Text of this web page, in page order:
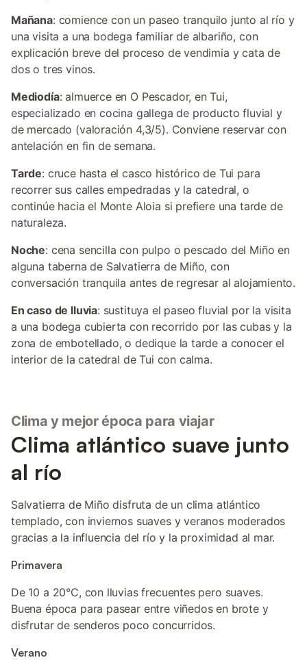
Mañana: comience con un paseo tranquilo junto al río y
una visita a una bodega familiar de albariño, con
explicación breve del proceso de vendimia y cata de
dos o tres vinos.
Mediodía: almuerce en O Pescador, en Tui,
especializado en cocina gallega de producto fluvial y
de mercado (valoración 4,3/5). Conviene reservar con
antelación en fin de semana.
Tarde: cruce hasta el casco histórico de Tui para
recorrer sus calles empedradas y la catedral, o
continúe hacia el Monte Aloia si prefiere una tarde de
naturaleza.
Noche: cena sencilla con pulpo o pescado del Miño en
alguna taberna de Salvatierra de Miño, con
conversación tranquila antes de regresar al alojamiento.
En caso de lluvia: sustituya el paseo fluvial por la visita
a una bodega cubierta con recorrido por las cubas y la
zona de embotellado, o dedique la tarde a conocer el
interior de la catedral de Tui con calma.
Clima y mejor época para viajar
Clima atlántico suave junto
al río
Salvatierra de Miño disfruta de un clima atlántico
templado, con inviernos suaves y veranos moderados
gracias a la influencia del río y la proximidad al mar.
Primavera
De 10 a 20°C, con lluvias frecuentes pero suaves.
Buena época para pasear entre viñedos en brote y
disfrutar de senderos poco concurridos.
Verano